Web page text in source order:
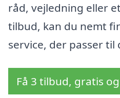
råd, vejledning eller
tilbud, kan du nemt
service, der passer til
Få 3 tilbud, gratis